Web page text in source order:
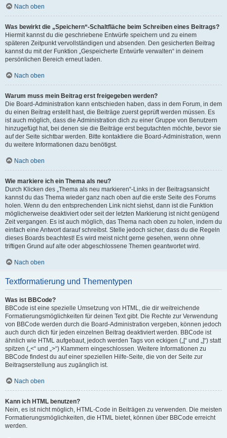
Nach oben
Was bewirkt die „Speichern“-Schaltfläche beim Schreiben eines Beitrags?
Hiermit kannst du die geschriebene Entwürfe speichern und zu einem
späteren Zeitpunkt vervollständigen und absenden. Den gesicherten Beitrag
kannst du mit der Funktion „Gespeicherte Entwürfe verwalten“ in deinem
persönlichen Bereich erneut laden.
Nach oben
Warum muss mein Beitrag erst freigegeben werden?
Die Board-Administration kann entschieden haben, dass in dem Forum, in dem
du einen Beitrag erstellt hast, die Beiträge zuerst geprüft werden müssen. Es
ist auch möglich, dass die Administration dich zu einer Gruppe von Benutzern
hinzugefügt hat, bei denen sie die Beiträge erst begutachten möchte, bevor sie
auf der Seite sichtbar werden. Bitte kontaktiere die Board-Administration, wenn
du weitere Informationen dazu benötigst.
Nach oben
Wie markiere ich ein Thema als neu?
Durch Klicken des „Thema als neu markieren“-Links in der Beitragsansicht
kannst du das Thema wieder ganz nach oben auf die erste Seite des Forums
holen. Wenn du den entsprechenden Link nicht siehst, dann ist die Funktion
möglicherweise deaktiviert oder seit der letzten Markierung ist nicht genügend
Zeit vergangen. Es ist auch möglich, das Thema nach oben zu holen, indem du
einfach eine Antwort darauf schreibst. Stelle jedoch sicher, dass du die Regeln
dieses Boards beachtest! Es wird meist nicht gerne gesehen, wenn ohne
triftigen Grund auf alte oder abgeschlossene Themen geantwortet wird.
Nach oben
Textformatierung und Thementypen
Was ist BBCode?
BBCode ist eine spezielle Umsetzung von HTML, die dir weitreichende
Formatierungsmöglichkeiten für deinen Text gibt. Die Rechte zur Verwendung
von BBCode werden durch die Board-Administration vergeben, können jedoch
auch durch dich für jeden einzelnen Beitrag deaktiviert werden. BBCode ist
ähnlich wie HTML aufgebaut, jedoch werden Tags von eckigen („[“ und „]“) statt
spitzen („<“ und „>“) Klammern eingeschlossen. Weitere Informationen zu
BBCode findest du auf einer speziellen Hilfe-Seite, die von der Seite zur
Beitragserstellung aus zugänglich ist.
Nach oben
Kann ich HTML benutzen?
Nein, es ist nicht möglich, HTML-Code in Beiträgen zu verwenden. Die meisten
Formatierungsmöglichkeiten, die HTML bietet, können über BBCode erreicht
werden.